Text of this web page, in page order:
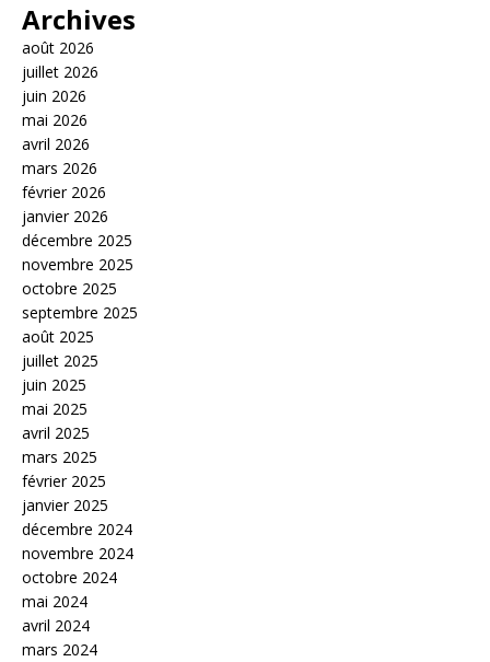
Archives
août 2026
juillet 2026
juin 2026
mai 2026
avril 2026
mars 2026
février 2026
janvier 2026
décembre 2025
novembre 2025
octobre 2025
septembre 2025
août 2025
juillet 2025
juin 2025
mai 2025
avril 2025
mars 2025
février 2025
janvier 2025
décembre 2024
novembre 2024
octobre 2024
mai 2024
avril 2024
mars 2024